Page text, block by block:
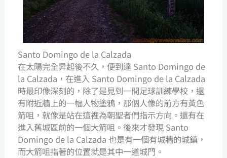
Santo Domingo de la Calzada
在太陽完全昇起後不久，便到達 Santo Domingo de
la Calzada，在進入 Santo Domingo de la Calzada
時最印像深刻的，除了是見到一間足球訓練學校，還
有附近牆上的一幅人物塗鴉，那個人像的前方有黃色
箭咀，就像是站在這裡為朝聖者們指示方向。還有在
進入舊城區前的一個大箭咀。後來才發現 Santo
Domingo de la Calzada 也是有一個有城牆的城鎮，
而大箭咀指著的位置就是其中一道城門。